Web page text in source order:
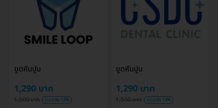
ขูดหินปูน
1,290 บาท
1,500 บาท ประหยัด 14%
ขูดหินปูน
1,290 บาท
1,500 บาท ประหยัด 14%